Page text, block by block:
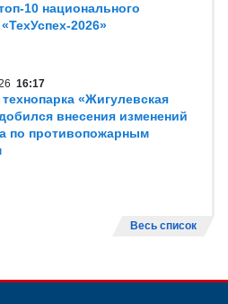
10 национального
2026»
16:17
технопарка «Жигулевская
внесения изменений
по противопожарным
Весь список